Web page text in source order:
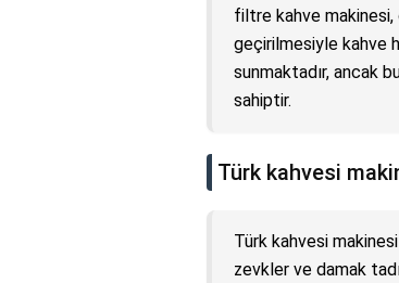
filtre kahve
geçirilmesiyle kahve
sunmaktadır, ancak
sahiptir.
Türk kahvesi
Türk kahvesi
zevkler ve damak